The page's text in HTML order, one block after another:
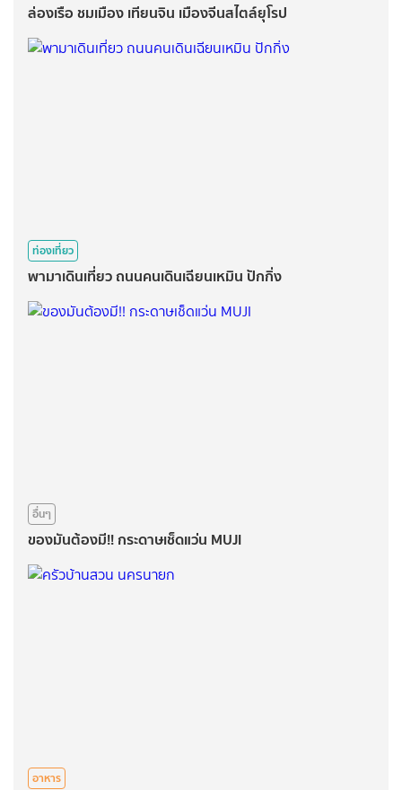
ล่องเรือ ชมเมือง เทียนจิน เมืองจีนสไตล์ยุโรป
ท่องเที่ยว
พามาเดินเที่ยว ถนนคนเดินเฉียนเหมิน ปักกิ่ง
อื่นๆ
ของมันต้องมี!! กระดาษเช็ดแว่น MUJI
อาหาร